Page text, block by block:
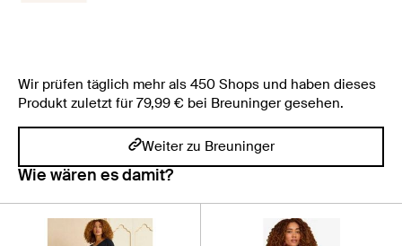
Wir prüfen täglich mehr als 450 Shops und haben dieses
Produkt zuletzt für 79,99 € bei Breuninger gesehen.
Weiter zu Breuninger
Wie wären es damit?